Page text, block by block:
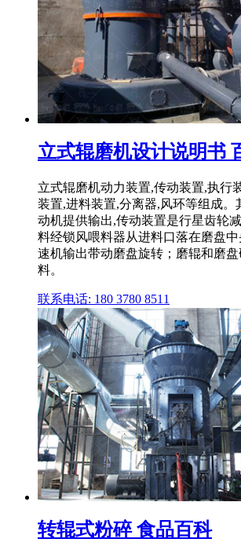
立式辊磨机设计说明书
立式辊磨机动力装置,传动装置,执行
装置,进料装置,分离器,风环等组成。
动机提供输出,传动装置是行星齿轮
料经锁风喂料器从进料口落在磨盘
速机输出带动磨盘旋转；磨辊和磨
料。
联系电话: 180 3780 8511
转辊式粉碎 食品百科